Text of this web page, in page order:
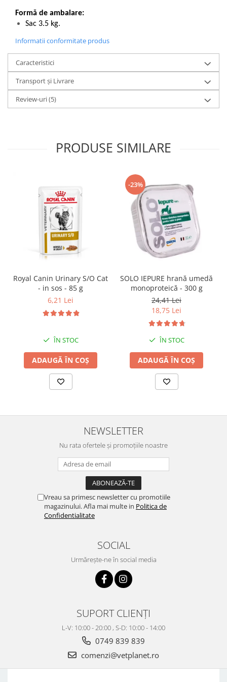
Formă de ambalare:
Sac 3.5 kg.
Informatii conformitate produs
Caracteristici
Transport și Livrare
Review-uri(5)
PRODUSE SIMILARE
Royal Canin Urinary S/O Cat
- in sos - 85 g
6,21 Lei
ÎN STOC
ADAUGĂ ÎN COȘ
-23%
SOLO IEPURE hrană umedă
monoproteică - 300 g
24,41 Lei
18,75 Lei
ÎN STOC
ADAUGĂ ÎN COȘ
NEWSLETTER
Nu rata ofertele și promoțiile noastre
Vreau sa primesc newsletter cu promotiile
magazinului. Afla mai multe in Politica de
Confidentialitate
SOCIAL
Urmărește-ne în social media
SUPORT CLIENȚI
L-V: 10:00 - 20:00 , S-D: 10:00 - 14:00
0749 839 839
comenzi@vetplanet.ro